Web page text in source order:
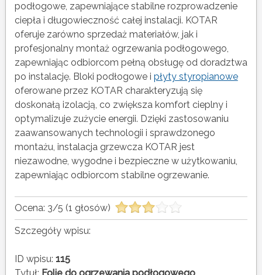
podłogowe, zapewniające stabilne rozprowadzenie
ciepła i długowieczność całej instalacji. KOTAR
oferuje zarówno sprzedaż materiałów, jak i
profesjonalny montaż ogrzewania podłogowego,
zapewniając odbiorcom pełną obsługę od doradztwa
po instalację. Bloki podłogowe i płyty styropianowe
oferowane przez KOTAR charakteryzują się
doskonałą izolacją, co zwiększa komfort cieplny i
optymalizuje zużycie energii. Dzięki zastosowaniu
zaawansowanych technologii i sprawdzonego
montażu, instalacja grzewcza KOTAR jest
niezawodne, wygodne i bezpieczne w użytkowaniu,
zapewniając odbiorcom stabilne ogrzewanie.
Ocena: 3/5 (1 głosów)
Szczegóły wpisu:
ID wpisu: 115